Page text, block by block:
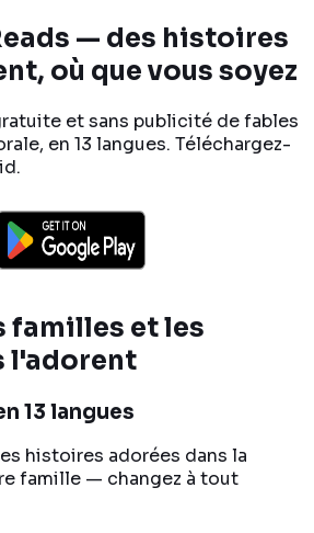
— des histoires
où que vous soyez
et sans publicité de fables
en 13 langues. Téléchargez-
familles et les
l'adorent
13 langues
histoires adorées dans la
famille — changez à tout